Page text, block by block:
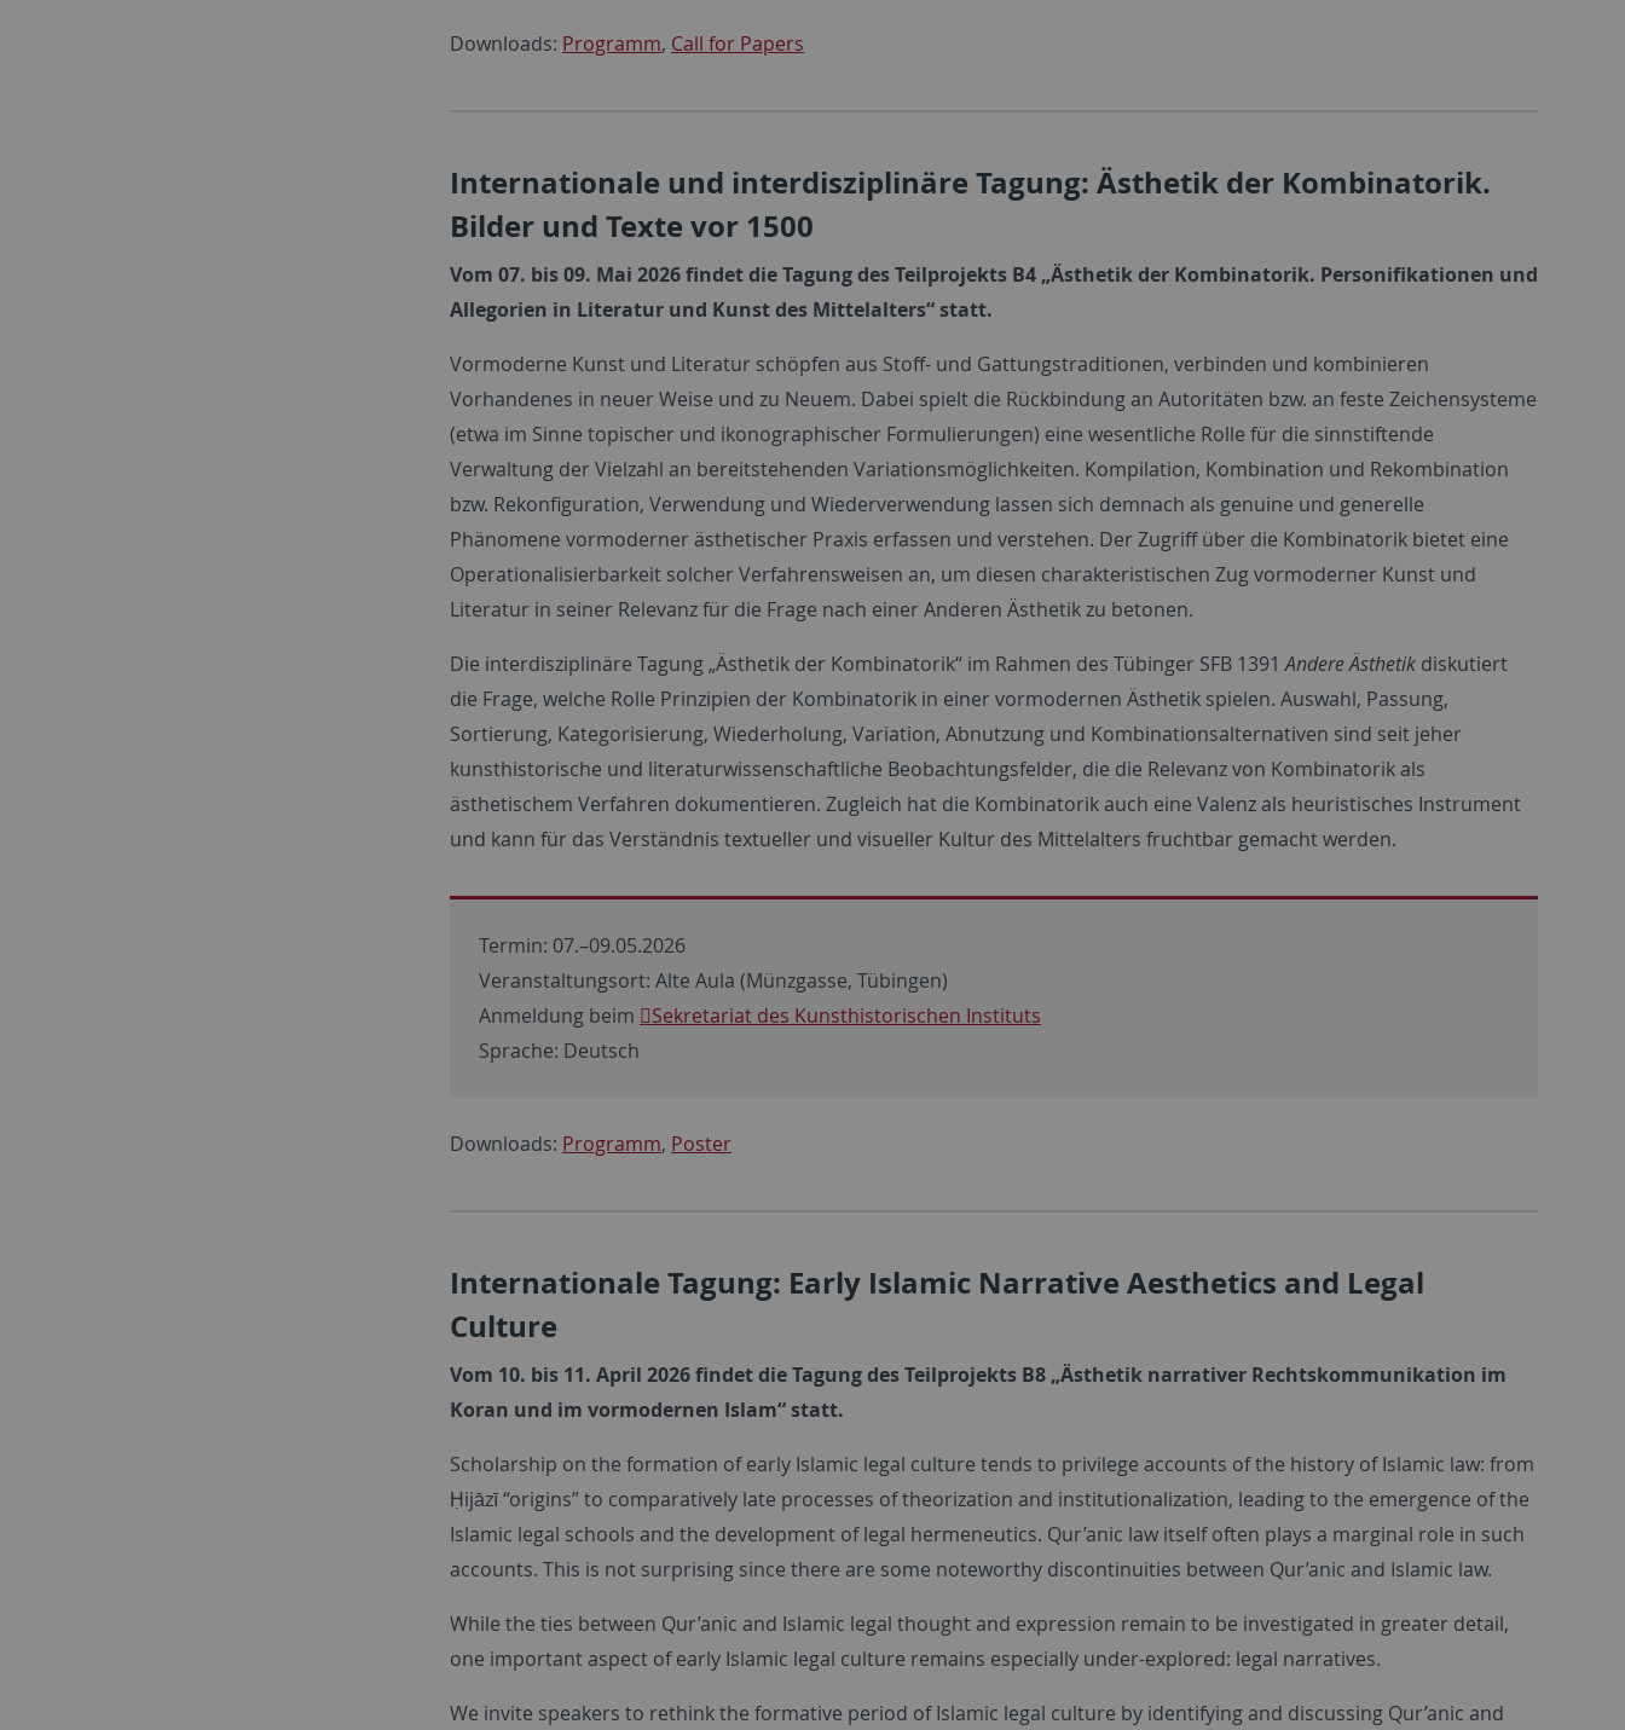
Downloads: Programm, Call for Papers
Internationale und interdisziplinäre Tagung: Ästhetik der Kombinatorik.
Bilder und Texte vor 1500
Vom 07. bis 09. Mai 2026 findet die Tagung des Teilprojekts B4 „Ästhetik der Kombinatorik. Personifikationen und
Allegorien in Literatur und Kunst des Mittelalters“ statt.
Vormoderne Kunst und Literatur schöpfen aus Stoff- und Gattungstraditionen, verbinden und kombinieren
Vorhandenes in neuer Weise und zu Neuem. Dabei spielt die Rückbindung an Autoritäten bzw. an feste Zeichensysteme
(etwa im Sinne topischer und ikonographischer Formulierungen) eine wesentliche Rolle für die sinnstiftende
Verwaltung der Vielzahl an bereitstehenden Variationsmöglichkeiten. Kompilation, Kombination und Rekombination
bzw. Rekonfiguration, Verwendung und Wiederverwendung lassen sich demnach als genuine und generelle
Phänomene vormoderner ästhetischer Praxis erfassen und verstehen. Der Zugriff über die Kombinatorik bietet eine
Operationalisierbarkeit solcher Verfahrensweisen an, um diesen charakteristischen Zug vormoderner Kunst und
Literatur in seiner Relevanz für die Frage nach einer Anderen Ästhetik zu betonen. ​
Die interdisziplinäre Tagung „Ästhetik der Kombinatorik“ im Rahmen des Tübinger SFB 1391Andere Ästhetik diskutiert
die Frage, welche Rolle Prinzipien der Kombinatorik in einer vormodernen Ästhetik spielen. Auswahl, Passung,
Sortierung, Kategorisierung, Wiederholung, Variation, Abnutzung und Kombinationsalternativen sind seit jeher
kunsthistorische und literaturwissenschaftliche Beobachtungsfelder, die die Relevanz von Kombinatorik als
ästhetischem Verfahren dokumentieren. Zugleich hat die Kombinatorik auch eine Valenz als heuristisches Instrument
und kann für das Verständnis textueller und visueller Kultur des Mittelalters fruchtbar gemacht werden. ​
Termin: 07.–09.05.2026
Veranstaltungsort: Alte Aula (Münzgasse, Tübingen)
Anmeldung beim
Sekretariat des Kunsthistorischen Instituts
Sprache: Deutsch
Downloads: Programm, Poster
Internationale Tagung: Early Islamic Narrative Aesthetics and Legal
Culture
Vom 10. bis 11. April 2026 findet die Tagung des Teilprojekts B8 „Ästhetik narrativer Rechtskommunikation im
Koran und im vormodernen Islam“ statt.
Scholarship on the formation of early Islamic legal culture tends to privilege accounts of the history of Islamic law: from
Ḥijāzī “origins” to comparatively late processes of theorization and institutionalization, leading to the emergence of the
Islamic legal schools and the development of legal hermeneutics. Qur’anic law itself often plays a marginal role in such
accounts. This is not surprising since there are some noteworthy discontinuities between Qur’anic and Islamic law.
While the ties between Qur’anic and Islamic legal thought and expression remain to be investigated in greater detail,
one important aspect of early Islamic legal culture remains especially under-explored: legal narratives.
We invite speakers to rethink the formative period of Islamic legal culture by identifying and discussing Qur’anic and